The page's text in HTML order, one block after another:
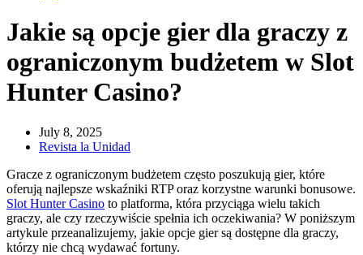
Jakie są opcje gier dla graczy z
ograniczonym budżetem w Slot
Hunter Casino?
July 8, 2025
Revista la Unidad
Gracze z ograniczonym budżetem często poszukują gier, które
oferują najlepsze wskaźniki RTP oraz korzystne warunki bonusowe.
Slot Hunter Casino to platforma, która przyciąga wielu takich
graczy, ale czy rzeczywiście spełnia ich oczekiwania? W poniższym
artykule przeanalizujemy, jakie opcje gier są dostępne dla graczy,
którzy nie chcą wydawać fortuny.